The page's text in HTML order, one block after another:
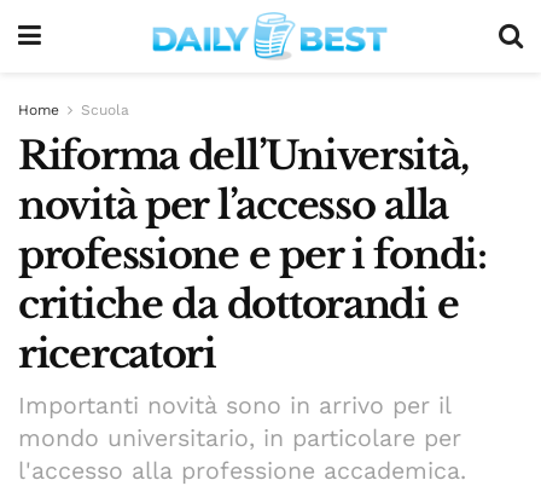
Home Scuola
Riforma dell’Università,
novità per l’accesso alla
professione e per i fondi:
critiche da dottorandi e
ricercatori
Importanti novità sono in arrivo per il
mondo universitario, in particolare per
l'accesso alla professione accademica.